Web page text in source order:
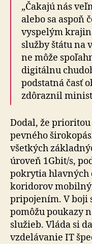
„Čakajú nás
alebo sa aspoň
vyspelým
služby štátu na
ne môže
digitálnu
podstatná časť
zdôraznil
Dodal, že
pevného
všetkých
úroveň 1Gbit/s,
pokrytia hlavných
koridorov
pripojením. V boji
pomôžu poukazy
služieb. Vláda si
vzde­lá­vanie IT